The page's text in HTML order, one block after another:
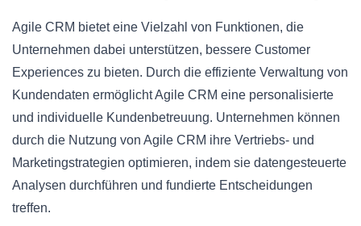
Agile CRM bietet eine Vielzahl von Funktionen, die
Unternehmen dabei unterstützen, bessere Customer
Experiences zu bieten. Durch die effiziente Verwaltung von
Kundendaten ermöglicht Agile CRM eine personalisierte
und individuelle Kundenbetreuung. Unternehmen können
durch die Nutzung von Agile CRM ihre Vertriebs- und
Marketingstrategien optimieren, indem sie datengesteuerte
Analysen durchführen und fundierte Entscheidungen
treffen.